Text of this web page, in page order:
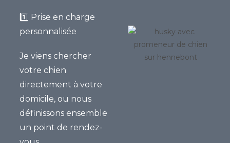
1️⃣ Prise en charge
personnalisée
Je viens chercher
votre chien
directement à votre
domicile, ou nous
définissons ensemble
un point de rendez-